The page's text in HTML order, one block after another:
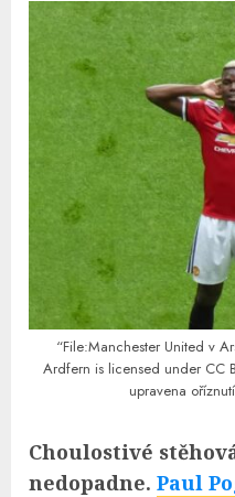
“File:Manchester United v
Ardfern is licensed under CC
upravena
Choulostivé
nedopadne. Paul